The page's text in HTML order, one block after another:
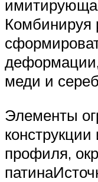
Комбинируя
меди и
Элементы
профиля,